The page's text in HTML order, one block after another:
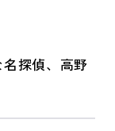
探偵、高野